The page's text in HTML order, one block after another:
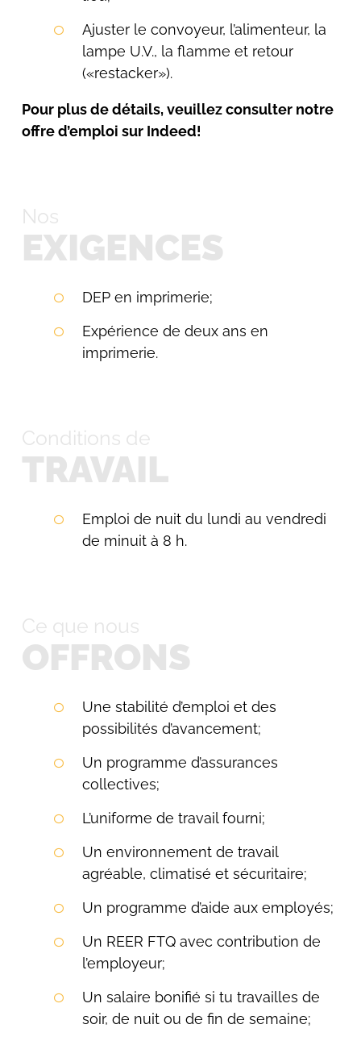
Ajuster le convoyeur, l’alimenteur, la
lampe U.V., la flamme et retour
(«restacker»).
Pour plus de détails, veuillez consulter notre
offre d’emploi sur Indeed!
Nos
EXIGENCES
DEP en imprimerie;
Expérience de deux ans en
imprimerie.
Conditions de
TRAVAIL
Emploi de nuit du lundi au vendredi
de minuit à 8 h.
Ce que nous
OFFRONS
Une stabilité d’emploi et des
possibilités d’avancement;
Un programme d’assurances
collectives;
L’uniforme de travail fourni;
Un environnement de travail
agréable, climatisé et sécuritaire;
Un programme d’aide aux employés;
Un REER FTQ avec contribution de
l’employeur;
Un salaire bonifié si tu travailles de
soir, de nuit ou de fin de semaine;
Rechercher: